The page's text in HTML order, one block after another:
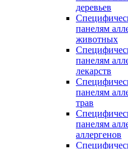
деревьев
панелям
животных
панелям
лекарств
панелям
трав
панелям
аллергенов